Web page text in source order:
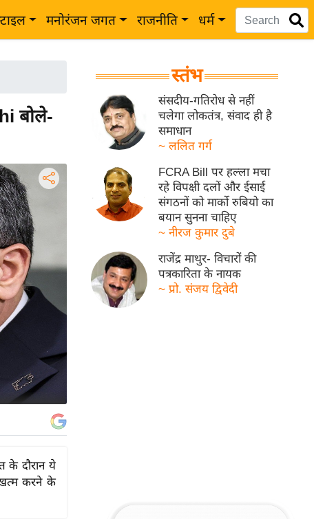
मनोरंजन जगत राजनीति धर्म
बोले-
के दौरान ये
खत्म करने के
स्तंभ
संसदीय-गतिरोध से नहीं
चलेगा लोकतंत्र, संवाद ही है
समाधान
~ ललित गर्ग
FCRA Bill पर हल्ला मचा
रहे विपक्षी दलों और ईसाई
संगठनों को मार्को रुबियो का
बयान सुनना चाहिए
~ नीरज कुमार दुबे
राजेंद्र माथुर- विचारों की
पत्रकारिता के नायक
~ प्रो. संजय द्विवेदी